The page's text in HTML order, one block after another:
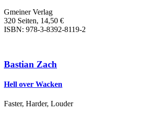
Gmeiner Verlag
320 Seiten, 14,50 €
ISBN: 978-3-8392-8119-2
Bastian Zach
Hell over Wacken
Faster, Harder, Louder